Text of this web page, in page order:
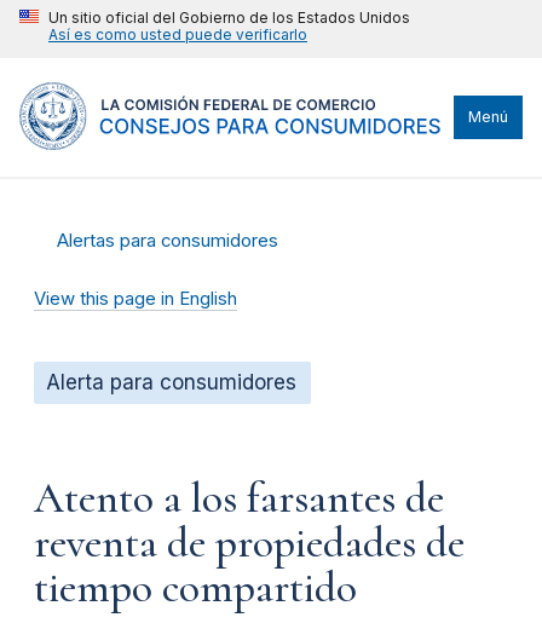
Un sitio oficial del Gobierno de los Estados Unidos
Así es como usted puede verificarlo
Menú
Alertas para consumidores
View this page in English
Alerta para consumidores
Atento a los farsantes de
reventa de propiedades de
tiempo compartido